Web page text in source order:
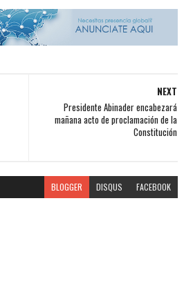
NEXT
Presidente Abinader encabezará
mañana acto de proclamación de la
Constitución
BLOGGER DISQUS FACEBOOK